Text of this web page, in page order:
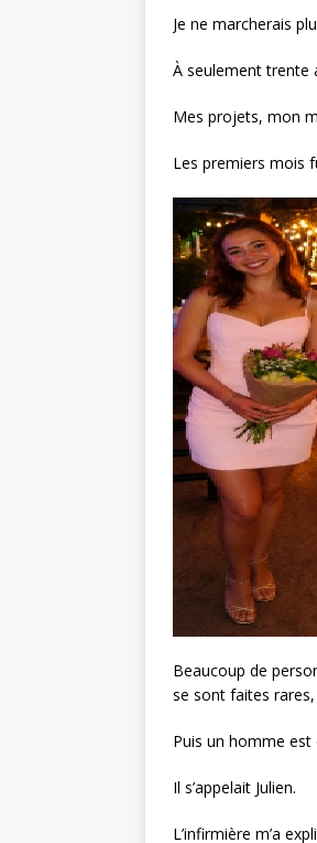
Je ne marcherais
À seulement trente
Mes projets, mon
Les premiers mois
Beaucoup de
se sont faites
Puis un homme
Il s’appelait Julien.
L’infirmière m’a